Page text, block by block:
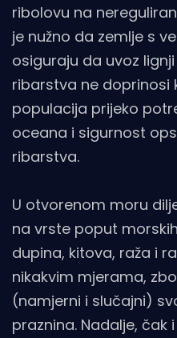
ribolovu na
je nužno da zemlje s
osiguraju da uvoz
ribarstva ne doprinosi
populacija prijeko
oceana i sigurnost
ribarstva.
U otvorenom moru
na vrste poput
dupina, kitova, raža i
nikakvim mjerama,
(namjerni i slučajni)
praznina. Nadalje,